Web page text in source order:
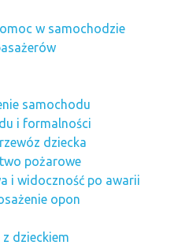
w samochodzie
samochodu
i formalności
dziecka
pożarowe
i widoczność po awarii
opon
dzieckiem